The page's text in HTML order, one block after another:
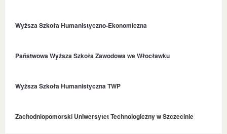
Wyższa Szkoła Humanistyczno-Ekonomiczna
Państwowa Wyższa Szkoła Zawodowa we Włocławku
Wyższa Szkoła Humanistyczna TWP
Zachodniopomorski Uniwersytet Technologiczny w Szczecinie